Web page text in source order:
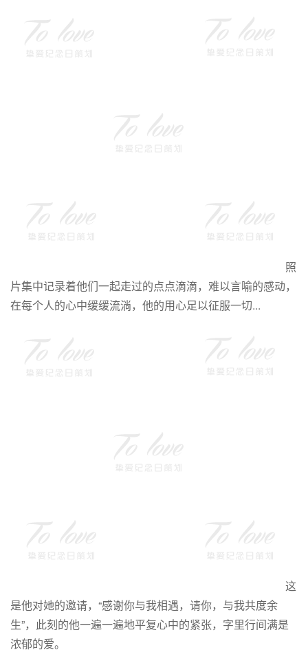
照
片集中记录着他们一起走过的点点滴滴，难以言喻的感动，
在每个人的心中缓缓流淌，他的用心足以征服一切...
这
是他对她的邀请，“感谢你与我相遇，请你，与我共度余
生”，此刻的他一遍一遍地平复心中的紧张，字里行间满是
浓郁的爱。